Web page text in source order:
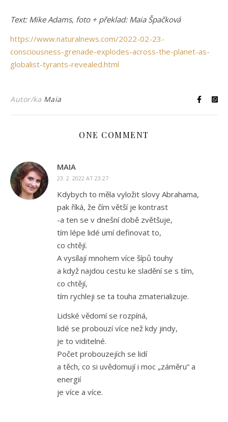
Text: Mike Adams, foto + překlad: Maia Špačková
https://www.naturalnews.com/2022-02-23-
consciousness-grenade-explodes-across-the-planet-as-
globalist-tyrants-revealed.html
Autor/ka Maia
ONE COMMENT
MAIA
23. 2. 2022 AT 23:27
Kdybych to měla vyložit slovy Abrahama,
pak říká, že čím větší je kontrast
-a ten se v dnešní době zvětšuje,
tím lépe lidé umí definovat to,
co chtějí.
A vysílají mnohem více šípů touhy
a když najdou cestu ke sladění se s tím,
co chtějí,
tím rychleji se ta touha zmaterializuje.
Lidské vědomí se rozpíná,
lidé se probouzí více než kdy jindy,
je to viditelné.
Počet probouzejích se lidí
a těch, co si uvědomují i moc „záměru“ a
energií
je více a více.